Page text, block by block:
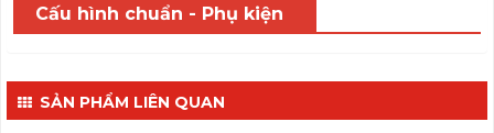
Cấu hình chuẩn - Phụ kiện
SẢN PHẨM LIÊN QUAN